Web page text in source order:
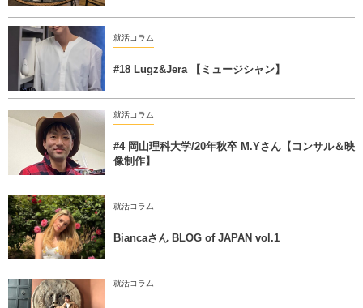
就活コラム
#18 Lugz&Jera 【ミュージシャン】
就活コラム
#4 岡山理科大学/20年秋卒 M.Yさん【コンサル＆映
像制作】
就活コラム
Biancaさん BLOG of JAPAN vol.1
就活コラム